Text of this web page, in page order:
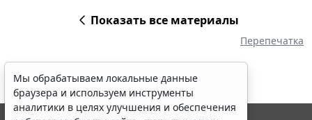
Показать все материалы
Перепечатка
Мы обрабатываем локальные данные
браузера и используем инструменты
аналитики в целях улучшения и обеспечения